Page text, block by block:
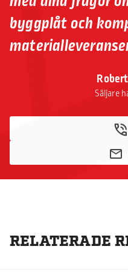
Säljare
byggplåt och
RELATERADE